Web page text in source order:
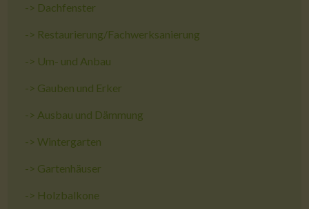
-> Dachfenster
-> Restaurierung/Fachwerksanierung
-> Um- und Anbau
-> Gauben und Erker
-> Ausbau und Dämmung
->Wintergarten
-> Gartenhäuser
-> Holzbalkone